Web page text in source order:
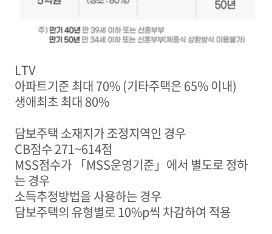
LTV
아파트기준 최대 70% (기타주택은65%이내)
생애최초 최대 80%
담보주택 소재지가 조정지역인 경우
CB점수271~614점
MSS점수가 「MSS운영기준」 에서 별도로 정하
는 경우
소득추정방법을 사용하는 경우
담보주택의 유형별로10%p씩 차감하여 적용